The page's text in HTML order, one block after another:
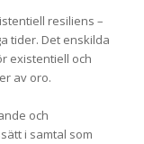
resiliens –
tider. Det enskilda
existentiell och
av oro.
och
i samtal som